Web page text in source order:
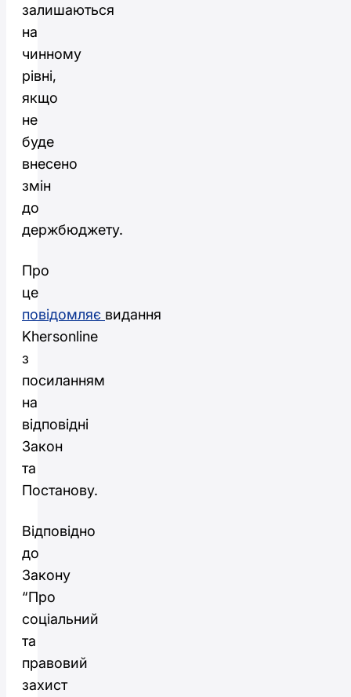
залишаються
на
чинному
рівні,
якщо
не
буде
внесено
змін
до
держбюджету.
Про
це
повідомляє видання
Khersonline
з
посиланням
на
відповідні
Закон
та
Постанову.
Відповідно
до
Закону
“Про
соціальний
та
правовий
захист